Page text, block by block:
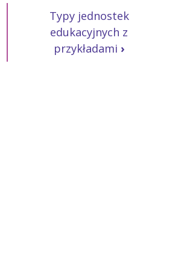
Typy jednostek
edukacyjnych z
przykładami ›